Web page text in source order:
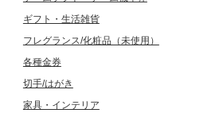
ギフト・生活雑貨
フレグランス/化粧品（未使用）
各種金券
切手/はがき
家具・インテリア